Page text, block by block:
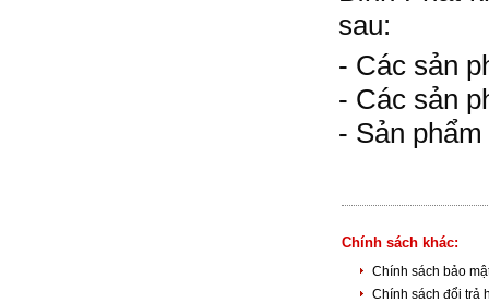
sau:
- Các sản
- Các sản
- Sản
Chính sách khác:
Chính sách bảo
Chính sách đổi trả